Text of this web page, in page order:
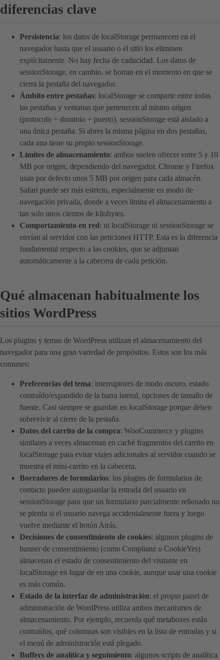
diferencias clave
Persistencia: los datos de localStorage permanecen en el
navegador hasta que el usuario o el sitio los eliminen
explícitamente. No hay fecha de caducidad. Los datos de
sessionStorage, en cambio, se borran en el momento en que se
cierra la pestaña del navegador.
Ámbito entre pestañas: localStorage se comparte entre todas
las pestañas y ventanas que pertenecen al mismo origen
(protocolo + dominio + puerto). sessionStorage está aislado a
una única pestaña. Si abres la misma página en dos pestañas,
cada una tiene su propio sessionStorage.
Límites de almacenamiento: ambos suelen ofrecer entre 5 y 10
MB por origen, dependiendo del navegador. Chrome y Firefox
usan por defecto unos 5 MB por origen para cada almacén.
Safari puede ser más estricto, especialmente en modo de
navegación privada, donde a veces limita el almacenamiento a
tan solo unos cientos de kilobytes.
Comportamiento en red: ni localStorage ni sessionStorage se
envían al servidor con las peticiones HTTP. Esta es la diferencia
fundamental respecto a las cookies, que se adjuntan
automáticamente a la cabecera de cada petición.
Qué almacenan habitualmente los
sitios WordPress
Los plugins y temas de WordPress utilizan el almacenamiento del
navegador para una gran variedad de propósitos. Estos son los más
comunes:
Preferencias del tema: interruptores de modo oscuro, estado
contraído/expandido de la barra lateral, opciones de tamaño de
fuente. Casi siempre se guardan en localStorage porque deben
sobrevivir al cierre de la pestaña.
Datos del carrito de la compra: WooCommerce y plugins
similares a veces almacenan en caché fragmentos del carrito en
localStorage para evitar viajes adicionales al servidor cuando se
muestra el mini-carrito en la cabecera.
Borradores de formularios: los plugins de formularios de
contacto pueden autoguardar la entrada del usuario en
sessionStorage para que un formulario parcialmente rellenado no
se pierda si el usuario navega accidentalmente fuera y luego
vuelve mediante el botón Atrás.
Decisiones de consentimiento de cookies: algunos plugins de
banner de consentimiento (como Complianz o CookieYes)
almacenan el estado de consentimiento del visitante en
localStorage en lugar de en una cookie, aunque usar una cookie
es más común.
Estado de la interfaz de administración: el propio panel de
administración de WordPress utiliza ambos mecanismos de
almacenamiento. Por ejemplo, recuerda qué metaboxes están
contraídos, qué columnas son visibles en la lista de entradas y si
el menú de administración está plegado.
Buffers de analítica y seguimiento: algunos scripts de analítica